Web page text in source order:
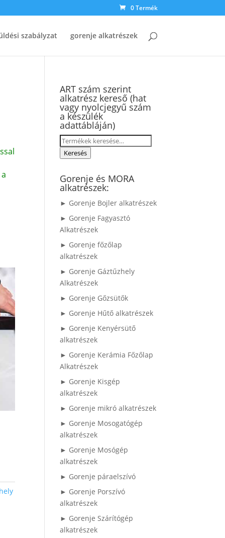
0 Termék
szabályzat gorenje alkatrészek
ART szám szerint
alkatrész kereső (hat
vagy nyolcjegyű szám
a készülék
adattábláján)
Keresés
a Keresés
Gorenje és MORA
alkatrészek:
► Gorenje Bojler alkatrészek
► Gorenje Fagyasztó
Alkatrészek
► Gorenje főzőlap
alkatrészek
► Gorenje Gáztűzhely
Alkatrészek
► Gorenje Gőzsütők
► Gorenje Hűtő alkatrészek
► Gorenje Kenyérsütő
alkatrészek
► Gorenje Kerámia Főzőlap
Alkatrészek
► Gorenje Kisgép
alkatrészek
► Gorenje mikró alkatrészek
► Gorenje Mosogatógép
alkatrészek
► Gorenje Mosógép
alkatrészek
► Gorenje páraelszívó
► Gorenje Porszívó
alkatrészek
► Gorenje Szárítógép
alkatrészek